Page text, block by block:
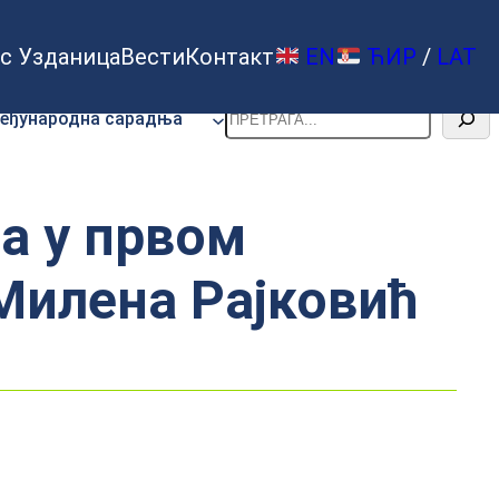
УзданицаВестиКонтакт EN ЋИР / LAT
сарадња Претрага
у првом
Рајковић